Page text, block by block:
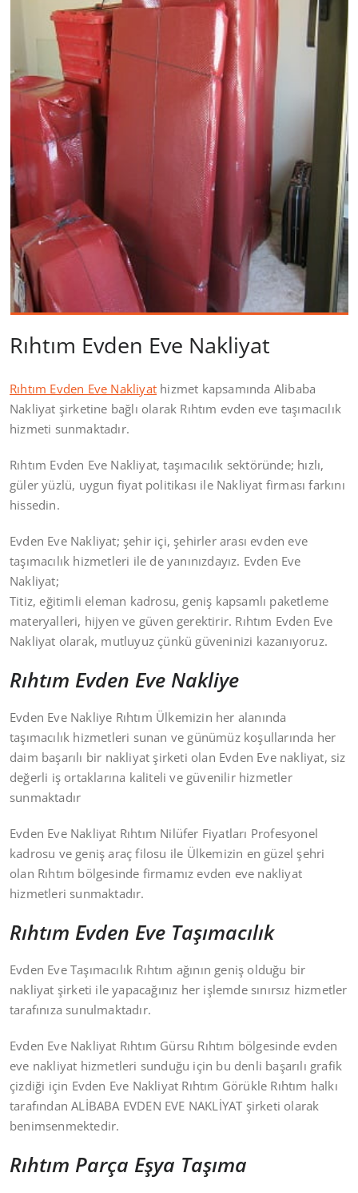
Rıhtım Evden Eve Nakliyat
Rıhtım Evden Eve Nakliyat hizmet kapsamında Alibaba
Nakliyat şirketine bağlı olarak Rıhtım evden eve taşımacılık
hizmeti sunmaktadır.
Rıhtım Evden Eve Nakliyat, taşımacılık sektöründe; hızlı,
güler yüzlü, uygun fiyat politikası ile Nakliyat firması farkını
hissedin.
Evden Eve Nakliyat; şehir içi, şehirler arası evden eve
taşımacılık hizmetleri ile de yanınızdayız. Evden Eve
Nakliyat;
Titiz, eğitimli eleman kadrosu, geniş kapsamlı paketleme
materyalleri, hijyen ve güven gerektirir. Rıhtım Evden Eve
Nakliyat olarak, mutluyuz çünkü güveninizi kazanıyoruz.
Rıhtım Evden Eve Nakliye
Evden Eve Nakliye Rıhtım Ülkemizin her alanında
taşımacılık hizmetleri sunan ve günümüz koşullarında her
daim başarılı bir nakliyat şirketi olan Evden Eve nakliyat, siz
değerli iş ortaklarına kaliteli ve güvenilir hizmetler
sunmaktadır
Evden Eve Nakliyat Rıhtım Nilüfer Fiyatları Profesyonel
kadrosu ve geniş araç filosu ile Ülkemizin en güzel şehri
olan Rıhtım bölgesinde firmamız evden eve nakliyat
hizmetleri sunmaktadır.
Rıhtım Evden Eve Taşımacılık
Evden Eve Taşımacılık Rıhtım ağının geniş olduğu bir
nakliyat şirketi ile yapacağınız her işlemde sınırsız hizmetler
tarafınıza sunulmaktadır.
Evden Eve Nakliyat Rıhtım Gürsu Rıhtım bölgesinde evden
eve nakliyat hizmetleri sunduğu için bu denli başarılı grafik
çizdiği için Evden Eve Nakliyat Rıhtım Görükle Rıhtım halkı
tarafından ALİBABA EVDEN EVE NAKLİYAT şirketi olarak
benimsenmektedir.
Rıhtım Parça Eşya Taşıma